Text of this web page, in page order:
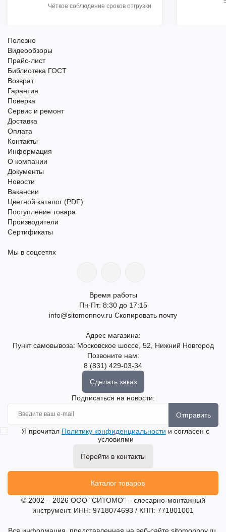
Чёткое соблюдение сроков отгрузки
Полезно
Видеообзоры
Прайс-лист
Библиотека ГОСТ
Возврат
Гарантия
Поверка
Сервис и ремонт
Доставка
Оплата
Контакты
Информация
О компании
Документы
Новости
Вакансии
Цветной каталог (PDF)
Поступление товара
Производители
Сертификаты
Мы в соцсетях
Время работы
Пн-Пт: 8:30 до 17:15
info@sitomonnov.ru Скопировать почту
Адрес магазина:
Пункт самовывоза: Московское шоссе, 52, Нижний Новгород
Позвоните нам:
8 (831) 429-03-34
Сделать заказ
Подписаться на новости:
Отправить
Я прочитал Политику конфиденциальности и согласен с
условиями
Перейти в контакты
Каталог товаров
© 2002 – 2026 ООО "СИТОМО" – слесарно-монтажный
инструмент. ИНН: 9718074693 / КПП: 771801001
Вся информация, представленная на веб-сайте sitomonnov.ru,